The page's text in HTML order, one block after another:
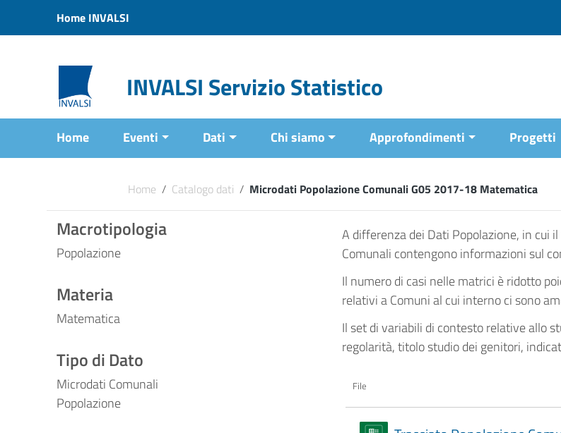
Vai al menu di navigazione
Home INVALSI
INVALSI Servizio Statistico
Home Eventi Dati Chi siamo Approfondimenti Progetti
Home / Catalogo dati / Microdati Popolazione Comunali G05 2017-18 Matematica
Macrotipologia
Popolazione
Materia
Matematica
Tipo di Dato
Microdati Comunali
Popolazione
A differenza dei Dati Popolazione, in cui
Comunali contengono informazioni sul
Il numero di casi nelle matrici è ridotto
relativi a Comuni al cui interno ci sono
Il set di variabili di contesto relative allo
regolarità, titolo studio dei genitori,
File